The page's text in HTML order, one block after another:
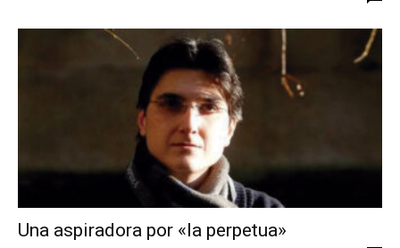
Una aspiradora por «la perpetua»